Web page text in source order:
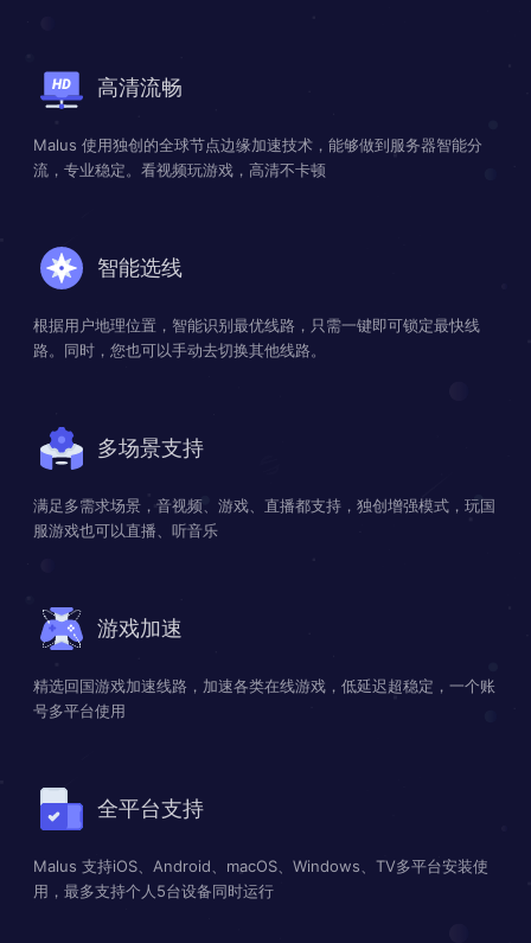
高清流畅
Malus 使用独创的全球节点边缘加速技术，能够做到服务器智能分
流，专业稳定。看视频玩游戏，高清不卡顿
智能选线
根据用户地理位置，智能识别最优线路，只需一键即可锁定最快线
路。同时，您也可以手动去切换其他线路。
多场景支持
满足多需求场景，音视频、游戏、直播都支持，独创增强模式，玩国
服游戏也可以直播、听音乐
游戏加速
精选回国游戏加速线路，加速各类在线游戏，低延迟超稳定，一个账
号多平台使用
全平台支持
Malus 支持iOS、Android、macOS、Windows、TV多平台安装使
用，最多支持个人5台设备同时运行